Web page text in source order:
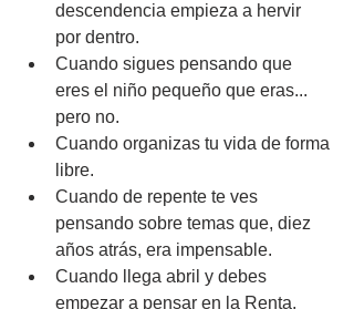
descendencia empieza a hervir
por dentro.
Cuando sigues pensando que
eres el niño pequeño que eras...
pero no.
Cuando organizas tu vida de forma
libre.
Cuando de repente te ves
pensando sobre temas que, diez
años atrás, era impensable.
Cuando llega abril y debes
empezar a pensar en la Renta.